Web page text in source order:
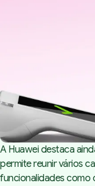
A Huawei destaca
permite reunir vários
funcionalidades